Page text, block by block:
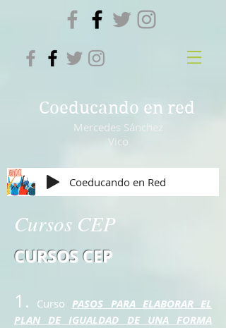
Coeducando en red
Mercedes Sánchez
Vico
Coeducando en Red
Cursos CEP
CURSOS CEP
1. CursoPASOS PARA ELABORAR EL
PLAN DE IGUALDAD DE UNA FORMA